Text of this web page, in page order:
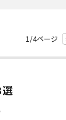
1/4ページ